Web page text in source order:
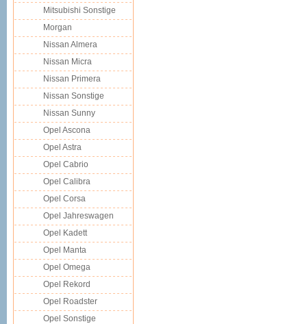
Mitsubishi Sonstige
Morgan
Nissan Almera
Nissan Micra
Nissan Primera
Nissan Sonstige
Nissan Sunny
Opel Ascona
Opel Astra
Opel Cabrio
Opel Calibra
Opel Corsa
Opel Jahreswagen
Opel Kadett
Opel Manta
Opel Omega
Opel Rekord
Opel Roadster
Opel Sonstige